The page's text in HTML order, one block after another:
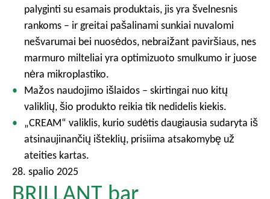
palyginti su esamais produktais, jis yra švelnesnis
rankoms – ir greitai pašalinami sunkiai nuvalomi
nešvarumai bei nuosėdos, nebraižant paviršiaus, nes
marmuro milteliai yra optimizuoto smulkumo ir juose
nėra mikroplastiko.
Mažos naudojimo išlaidos – skirtingai nuo kitų
valiklių, šio produkto reikia tik nedidelis kiekis.
„CREAM“ valiklis, kurio sudėtis daugiausia sudaryta iš
atsinaujinančių išteklių, prisiima atsakomybę už
ateities kartas.
28. spalio 2025
BRILLANT bar